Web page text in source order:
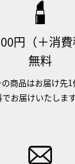
円（＋消
無料
商品はお届け先
お届けいたします